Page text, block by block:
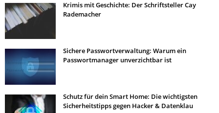
Krimis mit Geschichte: Der Schriftsteller Cay
Rademacher
Sichere Passwortverwaltung: Warum ein
Passwortmanager unverzichtbar ist
Schutz für dein Smart Home: Die wichtigsten
Sicherheitstipps gegen Hacker & Datenklau